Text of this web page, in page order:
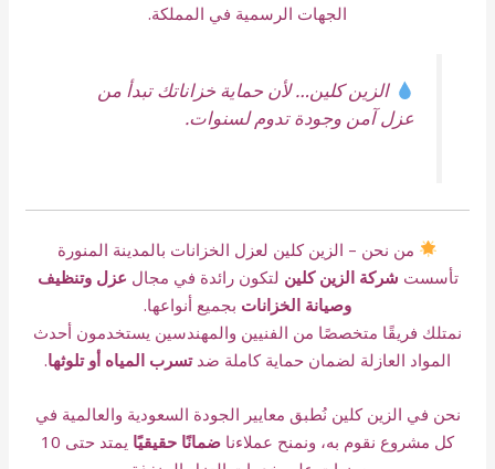
الجهات الرسمية في المملكة.
الزين كلين… لأن حماية خزاناتك تبدأ من
عزل آمن وجودة تدوم لسنوات.
من نحن – الزين كلين لعزل الخزانات بالمدينة المنورة
تأسست شركة الزين كلين لتكون رائدة في مجال عزل وتنظيف
وصيانة الخزانات بجميع أنواعها.
نمتلك فريقًا متخصصًا من الفنيين والمهندسين يستخدمون أحدث
المواد العازلة لضمان حماية كاملة ضدتسرب المياه أو تلوثها.
نحن في الزين كلين نُطبق معايير الجودة السعودية والعالمية في
كل مشروع نقوم به، ونمنح عملاءنا ضمانًا حقيقيًا
يمتد حتى 10